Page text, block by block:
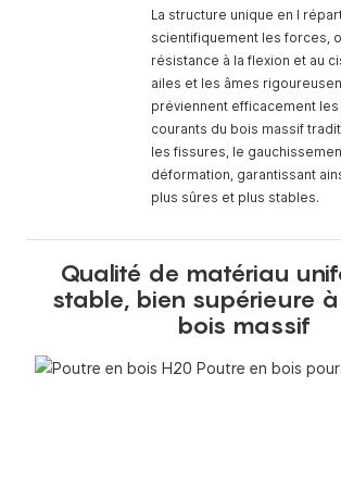
La structure unique en I
scientifiquement les forces,
résistance à la flexion et au
ailes et les âmes
préviennent efficacement
courants du bois massif
les fissures, le
déformation, garantissant
plus sûres et plus stables.
Qualité de matériau
stable, bien supérieure
bois massif